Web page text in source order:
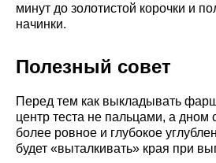
минут до золотистой корочки и
начинки.
Полезный совет
Перед тем как выкладывать
центр теста не пальцами, а дном
более ровное и глубокое
будет «выталкивать» края при